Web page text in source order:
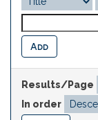
Results/Page
In order